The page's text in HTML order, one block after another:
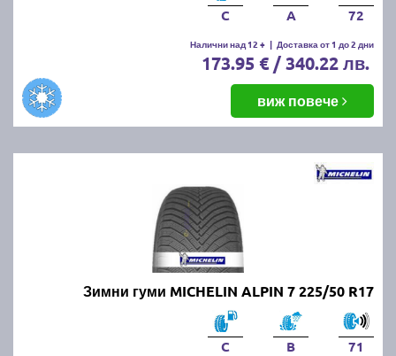
C A 72
Налични над 12 + | Доставка от 1 до 2 дни
173.95 € / 340.22 лв.
виж повече
Зимни гуми MICHELIN ALPIN 7 225/50 R17
C B 71